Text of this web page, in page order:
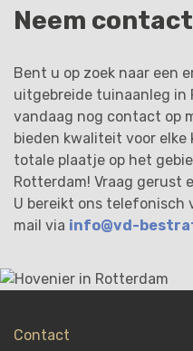
Neem
Bent u op zoek naar een
uitgebreide tuinaanleg in
vandaag nog contact op
bieden kwaliteit voor
totale plaatje op het
Rotterdam! Vraag gerust
U bereikt ons telefonisch
mail via info@vd-
Contact